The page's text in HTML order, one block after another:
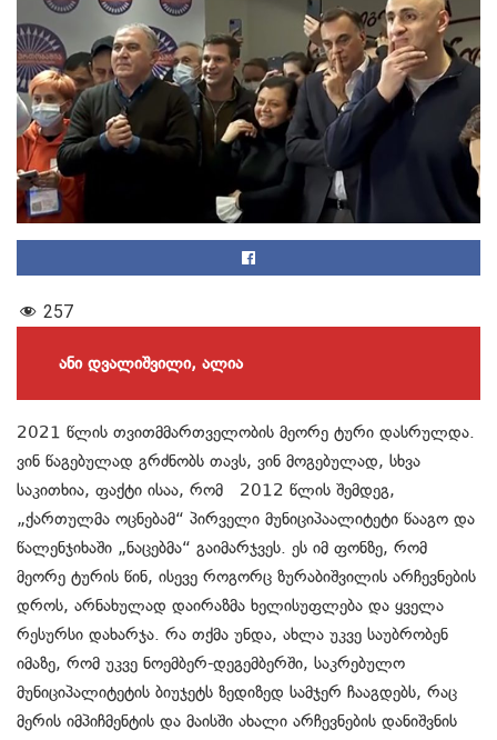
257
ანი დვალიშვილი, ალია
2021 წლის თვითმმართველობის მეორე ტური დასრულდა.
ვინ წაგებულად გრძნობს თავს, ვინ მოგებულად, სხვა
საკითხია, ფაქტი ისაა, რომ 2012 წლის შემდეგ,
„ქართულმა ოცნებამ“ პირველი მუნიციპაალიტეტი წააგო და
წალენჯიხაში „ნაცებმა“ გაიმარჯვეს. ეს იმ ფონზე, რომ
მეორე ტურის წინ, ისევე როგორც ზურაბიშვილის არჩევნების
დროს, არნახულად დაირაზმა ხელისუფლება და ყველა
რესურსი დახარჯა. რა თქმა უნდა, ახლა უკვე საუბრობენ
იმაზე, რომ უკვე ნოემბერ-დეგემბერში, საკრებულო
მუნიციპალიტეტის ბიუჯეტს ზედიზედ სამჯერ ჩააგდებს, რაც
მერის იმპიჩმენტის და მაისში ახალი არჩევნების დანიშვნის